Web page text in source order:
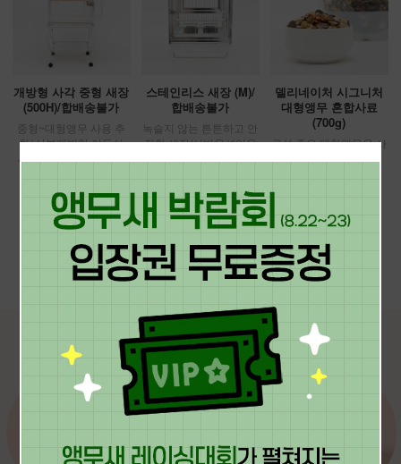
개방형 사각 중형 새장
(500H)/합배송불가
중형~대형앵무 사용 추
천/ 상부개방형 이동식
￦139,000
스테인리스 새장 (M)/
합배송불가
녹슬지 않는 튼튼하고 안
전한 새장/선반옵션있음
￦295,000
델리네이처 시그니처
대형앵무 혼합사료
(700g)
구성 좋은 대형앵무용 사
더보기
BIRD